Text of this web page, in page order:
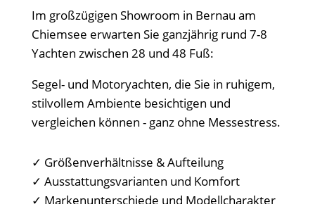
Im großzügigen Showroom in Bernau am
Chiemsee erwarten Sie ganzjährig rund 7-8
Yachten zwischen 28 und 48 Fuß:
Segel- und Motoryachten, die Sie in ruhigem,
stilvollem Ambiente besichtigen und
vergleichen können - ganz ohne Messestress.
✓ Größenverhältnisse & Aufteilung
✓ Ausstattungsvarianten und Komfort
✓ Markenunterschiede und Modellcharakter